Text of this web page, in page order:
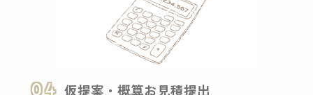
04 仮提案・概算お見積提出